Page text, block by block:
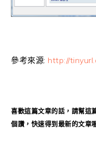
參考來源: http://
喜歡這篇文章的話，請幫這
個讚，快速得到最新的文章